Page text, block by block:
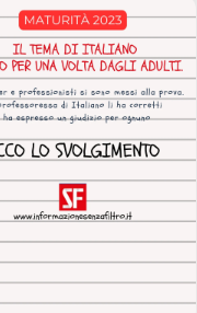
la nostra vita